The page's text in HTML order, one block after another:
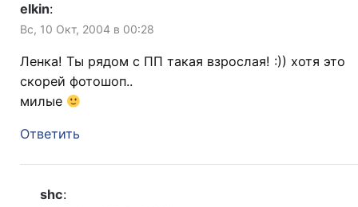
elkin:
Вс, 10 Окт, 2004 в 00:28
Ленка! Ты рядом с ПП такая взрослая! :)) хотя это
скорей фотошоп..
милые
Ответить
shc: